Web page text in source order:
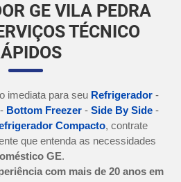
GE VILA PEDRA
TÉCNICO
imediata para seu Refrigerador -
- Bottom Freezer - Side By Side -
Compacto, contrate
que entenda as necessidades
GE.
com mais de 20 anos em